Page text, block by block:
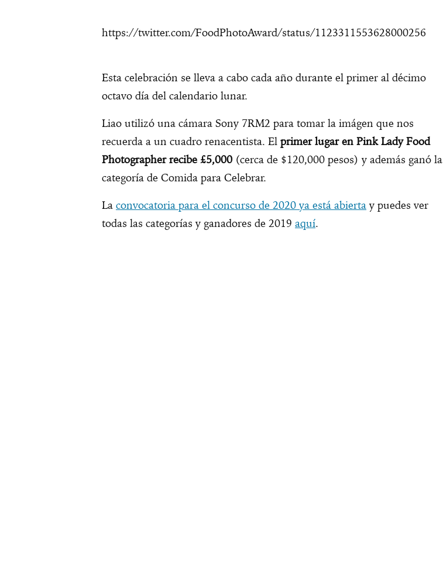
https://twitter.com/FoodPhotoAward/status/1123311553628000256
Esta celebración se lleva a cabo cada año durante el primer al décimo
octavo día del calendario lunar.
Liao utilizó una cámara Sony 7RM2 para tomar la imágen que nos
recuerda a un cuadro renacentista. El primer lugar en Pink Lady Food
Photographer recibe £5,000 (cerca de $120,000 pesos) y además ganó la
categoría de Comida para Celebrar.
La convocatoria para el concurso de 2020 ya está abierta y puedes ver
todas las categorías y ganadores de 2019 aquí.